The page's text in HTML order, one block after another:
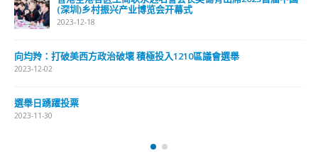
(深圳)乡村振兴产业博览会开幕式
2023-12-18
向均羚：打破美西方政治破壞 積極投入1210區議會選舉
2023-12-02
選舉日踴躍投票
2023-11-30